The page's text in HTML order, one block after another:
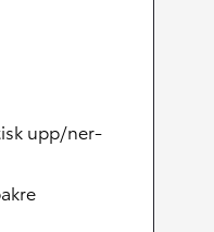
upp/ner-